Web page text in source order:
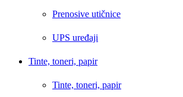
Prenosive utičnice
UPS uređaji
Tinte, toneri, papir
Tinte, toneri, papir